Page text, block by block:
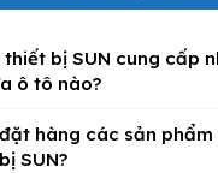
bị SUN cung cấp
ô tô nào?
hàng các sản phẩm
SUN?